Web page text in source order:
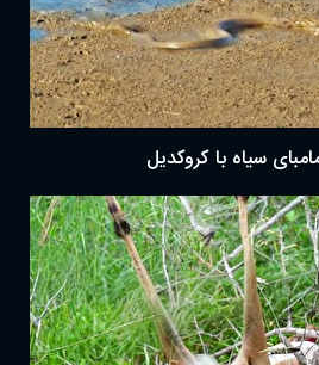
سیاه با کروکدیل